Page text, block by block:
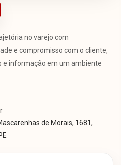
no varejo com
e compromisso com o cliente,
e informação em um ambiente
de Morais, 1681,